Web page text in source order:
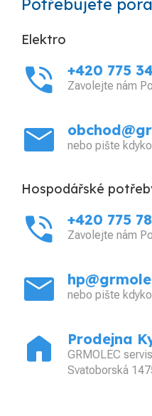
Potřebujete
Elektro
phone_in_talk +420 775
Zavolejte nám
mail nebo pište
Hospodářské
phone_in_talk +420 775
Zavolejte nám
mail nebo pište
home Prodejna
GRMOLEC
Svatoborská